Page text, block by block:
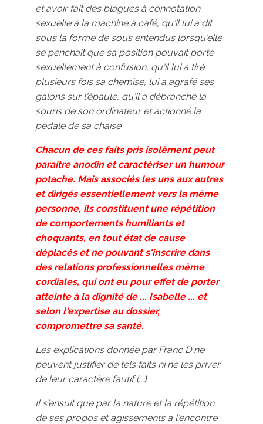
et avoir fait des blagues à connotation
sexuelle à la machine à café, qu'il lui a dit
sous la forme de sous entendus lorsqu'elle
se penchait que sa position pouvait porte
sexuellement à confusion, qu'il lui a tiré
plusieurs fois sa chemise, lui a agrafé ses
galons sur l'épaule, qu'il a débranché la
souris de son ordinateur et actionné la
pédale de sa chaise.
Chacun de ces faits pris isolèment peut
paraitre anodin et caractériser un humour
potache. Mais associés les uns aux autres
et dirigés essentiellement vers la même
personne, ils constituent une répétition
de comportements humiliants et
choquants, en tout état de cause
déplacés et ne pouvant s'inscrire dans
des relations professionnelles même
cordiales, qui ont eu pour effet de porter
atteinte à la dignité de ... Isabelle ... et
selon l'expertise au dossier,
compromettre sa santé.
Les explications donnée par Franc D ne
peuvent justifier de tels faits ni ne les priver
de leur caractère fautif (...)
Il s'ensuit que par la nature et la répétition
de ses propos et agissements à l'encontre